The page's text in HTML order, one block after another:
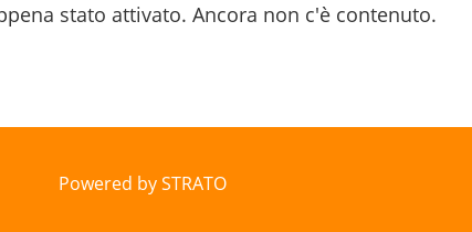
stato attivato. Ancora non c'è contenuto.
Powered by STRATO